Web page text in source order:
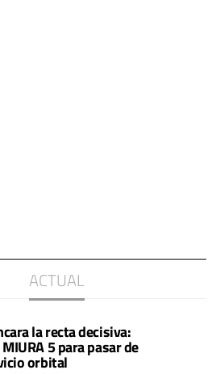
ACTUAL
la recta decisiva:
5 para pasar de
orbital